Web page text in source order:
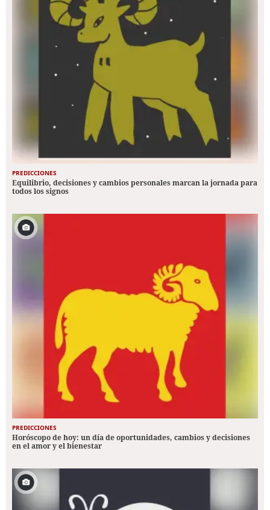
PREDICCIONES
Equilibrio, decisiones y cambios personales marcan la jornada para
todos los signos
PREDICCIONES
Horóscopo de hoy: un día de oportunidades, cambios y decisiones
en el amor y el bienestar